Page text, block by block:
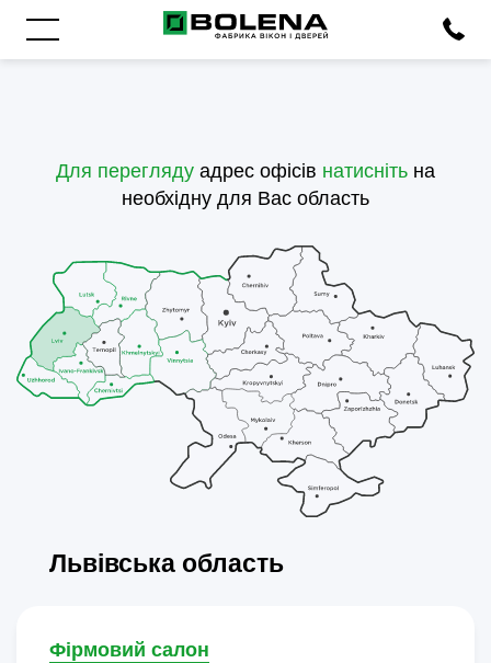
Для перегляду адрес офісів натисніть на
необхідну для Вас область
Львівська область
Фірмовий салон